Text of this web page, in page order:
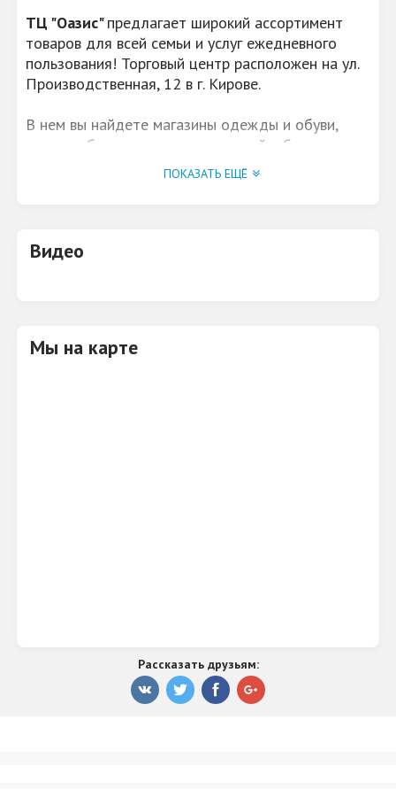
ТЦ "Оазис"предлагает широкий ассортимент
товаров для всей семьи и услуг ежедневного
пользования! Торговый центр расположен на ул.
Производственная, 12 в г. Кирове.
В нем вы найдете магазины одежды и обуви,
нижнего белья, товаров для детей и будущих
мам, товаров для животных, магазины косметики
и парфюмерии, туристические и другие услуги.
ПОКАЗАТЬ ЕЩЁ
Видео
Мы на карте
Рассказать друзьям: